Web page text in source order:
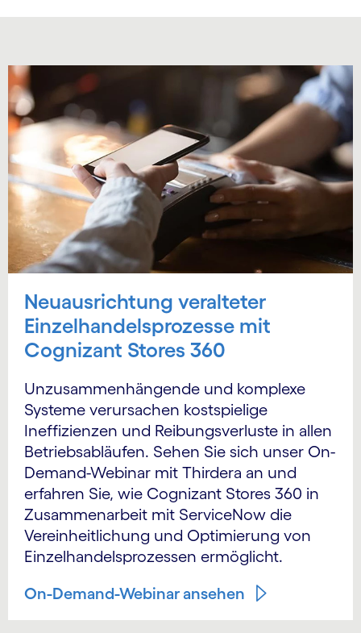
Neuausrichtung veralteter
Einzelhandelsprozesse mit
Cognizant Stores 360
Unzusammenhängende und komplexe
Systeme verursachen kostspielige
Ineffizienzen und Reibungsverluste in allen
Betriebsabläufen. Sehen Sie sich unser On-
Demand-Webinar mit Thirdera an und
erfahren Sie, wie Cognizant Stores 360 in
Zusammenarbeit mit ServiceNow die
Vereinheitlichung und Optimierung von
Einzelhandelsprozessen ermöglicht.
On-Demand-Webinar ansehen